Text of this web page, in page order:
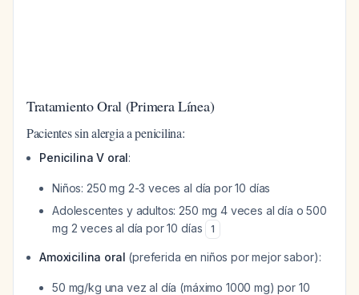
Tratamiento Oral (Primera Línea)
Pacientes sin alergia a penicilina:
Penicilina V oral:
Niños: 250 mg 2-3 veces al día por 10 días
Adolescentes y adultos: 250 mg 4 veces al día o 500
mg 2 veces al día por 10 días
1
Amoxicilina oral (preferida en niños por mejor sabor):
50 mg/kg una vez al día (máximo 1000 mg) por 10